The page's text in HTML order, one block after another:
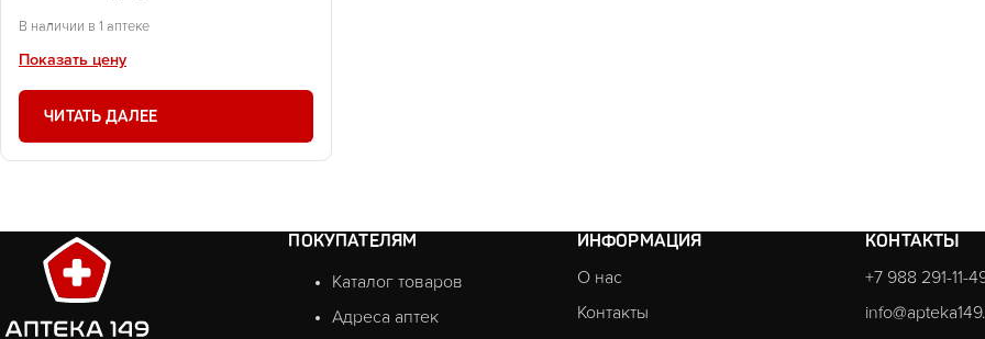
В наличии в 1 аптеке
Показать цену
ЧИТАТЬ ДАЛЕЕ
ПОКУПАТЕЛЯМ
Каталог товаров
Адреса аптек
ИНФОРМАЦИЯ
О нас
Контакты
КОНТАКТЫ
+7 988 291-11-